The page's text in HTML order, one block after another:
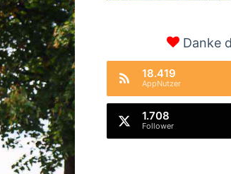
Danke
18.419
AppNutzer
1.708
Follower